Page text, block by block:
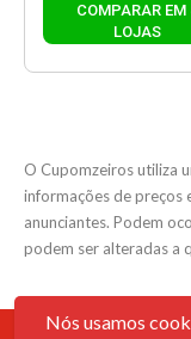
COMPARAR EM
LOJAS
O Cupomzeiros utiliza
informações de preços
anunciantes. Podem
podem ser alteradas a
Nós usamos